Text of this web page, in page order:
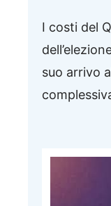
I costi del
suo arrivo